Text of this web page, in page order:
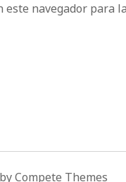
navegador para
by Compete Themes